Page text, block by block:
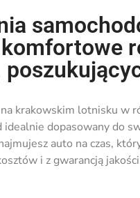
krakowskim lotnisku w
idealnie dopasowany do
auto na czas,
i z gwarancją